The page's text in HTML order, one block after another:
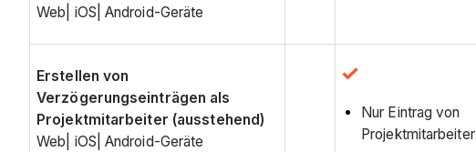
Web| iOS| Android-Geräte
Erstellen von
Verzögerungseinträgen als
Projektmitarbeiter (ausstehend)
Web| iOS| Android-Geräte
Nur Eintrag von
Projektmitarbeiter